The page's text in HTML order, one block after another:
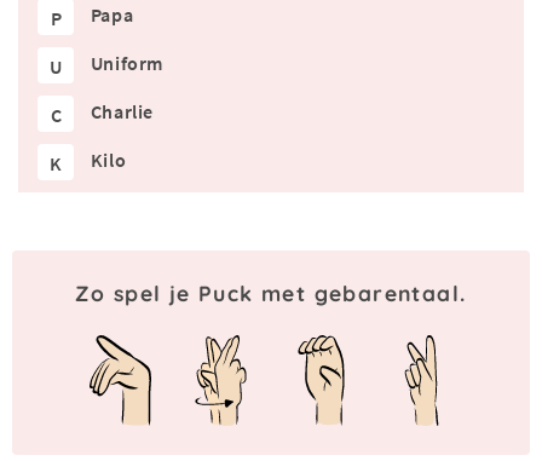
P Papa
U Uniform
C Charlie
K Kilo
Zo spel je Puck met gebarentaal.